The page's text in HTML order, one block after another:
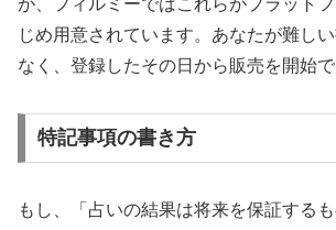
じめ用意されています。あなたが難し
なく、登録したその日から販売を開始で
特記事項の書き方
もし、「占いの結果は将来を保証する